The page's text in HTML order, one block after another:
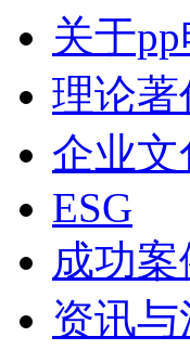
关于
理论著
企业文
ESG
成功案
资讯与